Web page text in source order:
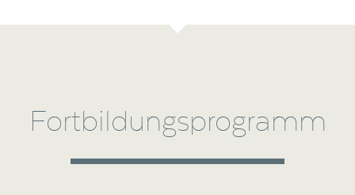
Fortbildungsprogramm